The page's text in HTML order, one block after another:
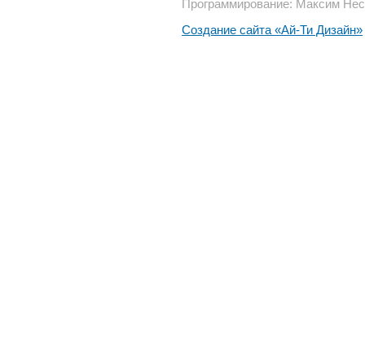
Программирование: Максим
Создание сайта «Ай-Ти Дизайн»